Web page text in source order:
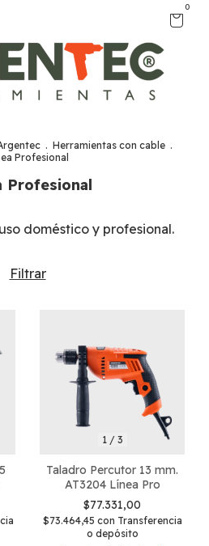
0
. Herramientas con cable .
Profesional
Profesional
doméstico y profesional.
Filtrar
1/ 3
Taladro Percutor 13 mm.
AT3204 Línea Pro
$77.331,00
$73.464,45 con Transferencia
o depósito